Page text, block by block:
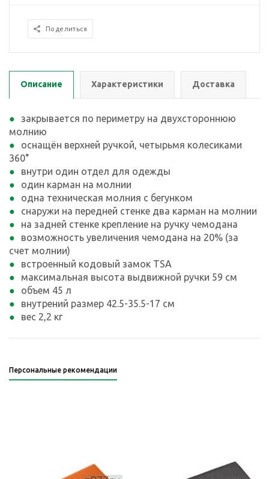
Поделиться
Описание Характеристики Доставка
закрывается по периметру на двухстороннюю
молнию
оснащён верхней ручкой, четырьмя колесиками
360°
внутри один отдел для одежды
один карман на молнии
одна техническая молния с бегунком
снаружи на передней стенке два карман на молнии
на задней стенке крепление на ручку чемодана
возможность увеличения чемодана на 20% (за
счет молнии)
встроенный кодовый замок TSA
максимальная высота выдвижной ручки 59 см
объем 45 л
внутрений размер 42.5-35.5-17 см
вес 2,2 кг
Персональные рекомендации